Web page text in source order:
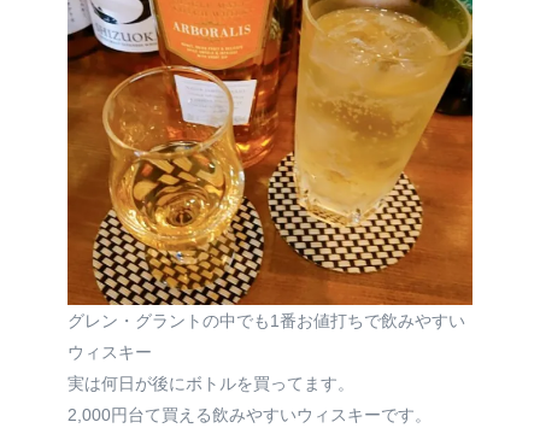
グレン・グラントの中でも1番お値打ちで飲みやすい
ウィスキー
実は何日が後にボトルを買ってます。
2,000円台て買える飲みやすいウィスキーです。